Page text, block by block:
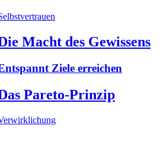
Macht des Gewissens
Ziele erreichen
Pareto-Prinzip